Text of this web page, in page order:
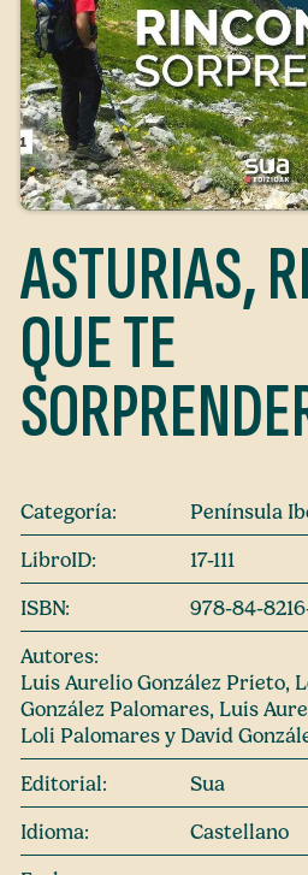
ASTURIAS,
QUE TE
Categoría:
Península
LibroID:
17-111
ISBN:
978-84-
Autores:
Luis Aurelio González Prieto,
González Palomares, Luis
Loli Palomares y David
Editorial:
Sua
Idioma:
Castellano